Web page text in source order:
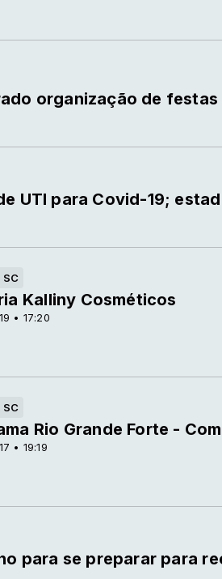
organização de
UTI para Covid-19;
• 17:20
Kalliny Cosméticos
• 19:19
Rio Grande Forte -
para se preparar para